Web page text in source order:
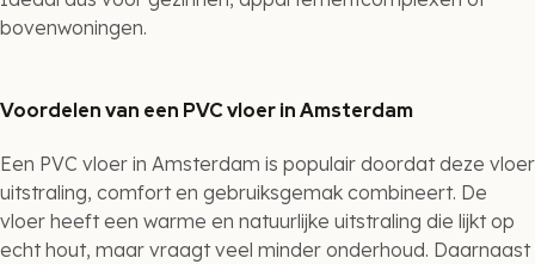
bovenwoningen.
Voordelen van een PVC vloer in Amsterdam
Een PVC vloer in Amsterdam is populair doordat deze vloer
uitstraling, comfort en gebruiksgemak combineert. De
vloer heeft een warme en natuurlijke uitstraling die lijkt op
echt hout, maar vraagt veel minder onderhoud. Daarnaast